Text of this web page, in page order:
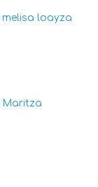
melisa loayza
Maritza